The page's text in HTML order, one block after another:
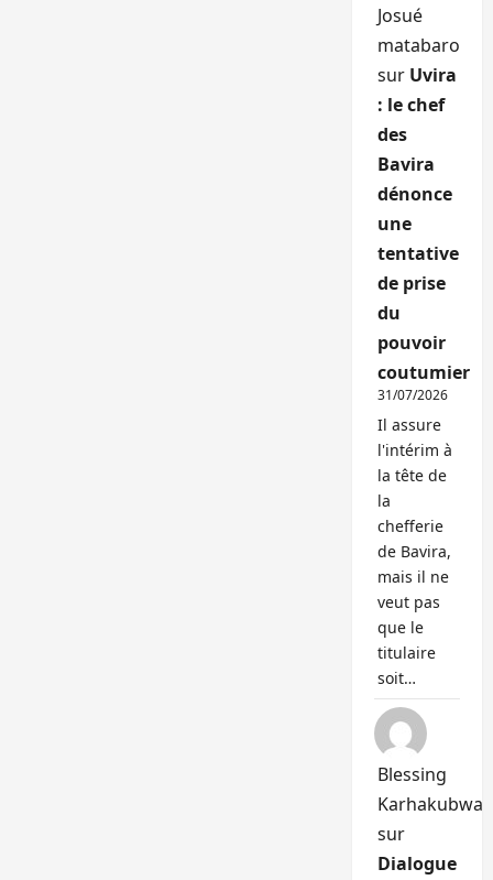
Josué
matabaro
sur Uvira
: le chef
des
Bavira
dénonce
une
tentative
de prise
du
pouvoir
coutumier
31/07/2026
Il assure
l'intérim à
la tête de
la
chefferie
de Bavira,
mais il ne
veut pas
que le
titulaire
soit…
Blessing
Karhakubwa
sur
Dialogue